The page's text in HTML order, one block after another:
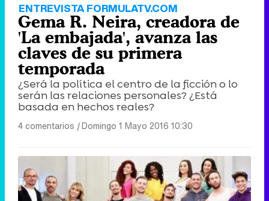
ENTREVISTA FORMULATV.COM
Gema R. Neira, creadora de
'La embajada', avanza las
claves de su primera
temporada
¿Será la política el centro de la ficción o lo
serán las relaciones personales? ¿Está
basada en hechos reales?
4 comentarios |Domingo 1 Mayo 2016 10:30